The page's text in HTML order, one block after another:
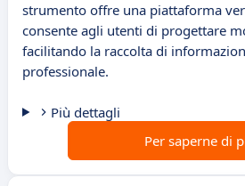
strumento offre una piattaforma
consente agli utenti di progettare
facilitando la raccolta di
professionale.
Più dettagli
Per saperne di